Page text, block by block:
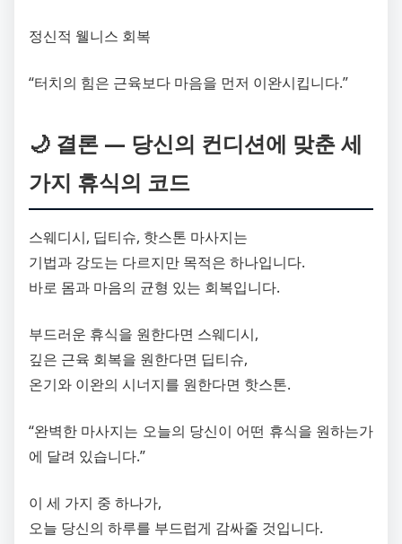
정신적 웰니스 회복
“터치의 힘은 근육보다 마음을 먼저 이완시킵니다.”
🌙 결론 ― 당신의 컨디션에 맞춘 세
가지 휴식의 코드
스웨디시, 딥티슈, 핫스톤 마사지는
기법과 강도는 다르지만 목적은 하나입니다.
바로 몸과 마음의 균형 있는 회복입니다.
부드러운 휴식을 원한다면 스웨디시,
깊은 근육 회복을 원한다면 딥티슈,
온기와 이완의 시너지를 원한다면 핫스톤.
“완벽한 마사지는 오늘의 당신이 어떤 휴식을 원하는가
에 달려 있습니다.”
이 세 가지 중 하나가,
오늘 당신의 하루를 부드럽게 감싸줄 것입니다.